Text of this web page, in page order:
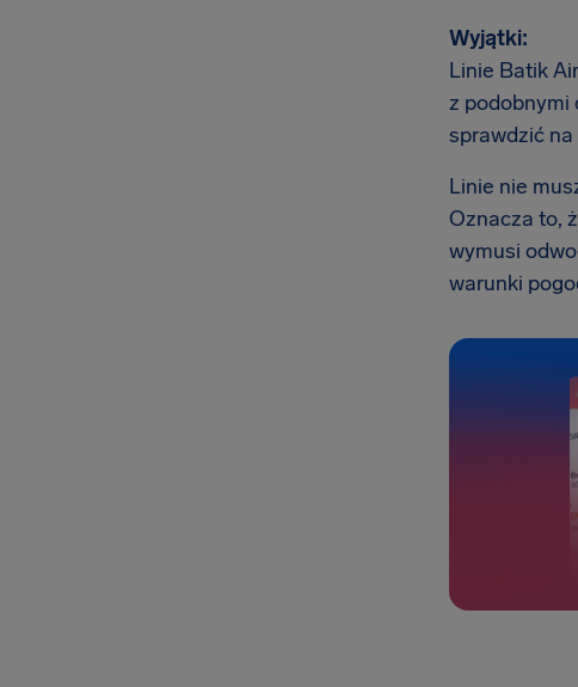
Wyjątki:
Linie Batik
z podobnymi
sprawdzić na
Linie nie
Oznacza to,
wymusi
warunki